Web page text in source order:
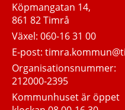
Köpmangatan 14,
861 82 Timrå
Växel:060-16 31 00
E-post:
Organisationsnummer:
212000-2395
Kommunhuset är öppet